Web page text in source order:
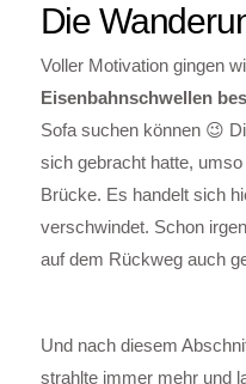
Die
Voller Motivation gingen
Eisenbahnschwellen
Sofa suchen können 😉
sich gebracht hatte,
Brücke. Es handelt sich
verschwindet. Schon
auf dem Rückweg auch
Und nach diesem
strahlte immer mehr und